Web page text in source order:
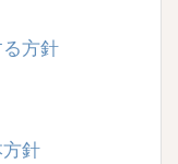
方針
針